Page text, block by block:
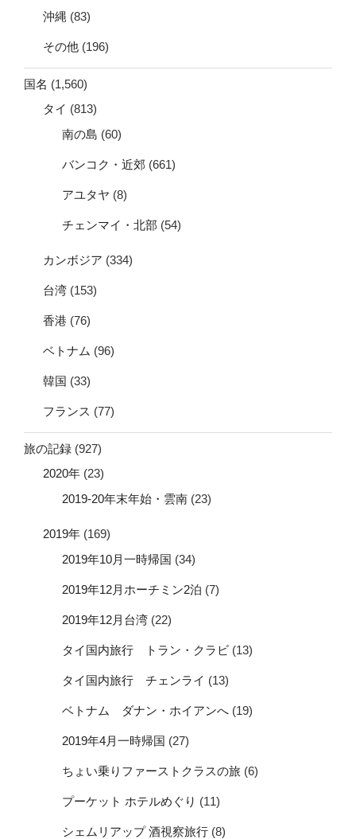
沖縄 (83)
その他 (196)
国名 (1,560)
タイ (813)
南の島 (60)
バンコク・近郊 (661)
アユタヤ (8)
チェンマイ・北部 (54)
カンボジア (334)
台湾 (153)
香港 (76)
ベトナム (96)
韓国 (33)
フランス (77)
旅の記録 (927)
2020年 (23)
2019-20年末年始・雲南 (23)
2019年 (169)
2019年10月一時帰国 (34)
2019年12月ホーチミン2泊 (7)
2019年12月台湾 (22)
タイ国内旅行 トラン・クラビ (13)
タイ国内旅行 チェンライ (13)
ベトナム ダナン・ホイアンへ (19)
2019年4月一時帰国 (27)
ちょい乗りファーストクラスの旅 (6)
プーケット ホテルめぐり (11)
シェムリアップ 酒視察旅行 (8)